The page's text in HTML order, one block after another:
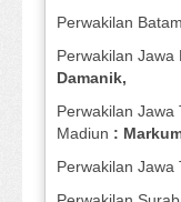
Perwakilan
Perwakilan Jawa
Damanik,
Perwakilan Jawa
Madiun :
Perwakilan Jawa